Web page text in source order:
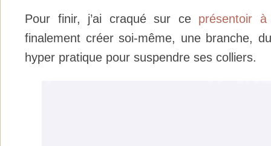
Pour finir, j’ai craqué sur ceprésentoir à
finalement créer soi-même, une branche,
hyper pratique pour suspendre ses colliers.